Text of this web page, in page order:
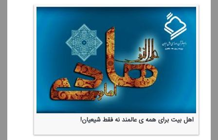
اهل بیت برای همه ی عالمند نه فقط شیعیان!